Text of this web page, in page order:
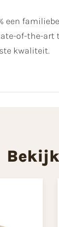
een
of-the-art
kwaliteit.